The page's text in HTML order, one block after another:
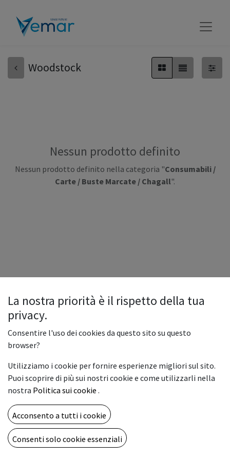
Woodstock
Nessun prodotto definito
Nessun prodotto definito nella categoria "Consumabili /
Carte / Buste Marcate / Chagall".
Copyright © Vemar sas
La nostra priorità è il rispetto della tua
privacy.
Consentire l'uso dei cookies da questo sito su questo
browser?
Utilizziamo i cookie per fornire esperienze migliori sul sito.
Puoi scoprire di più sui nostri cookie e come utilizzarli nella
nostra Politica sui cookie .
Acconsento a tutti i cookie
Consenti solo cookie essenziali